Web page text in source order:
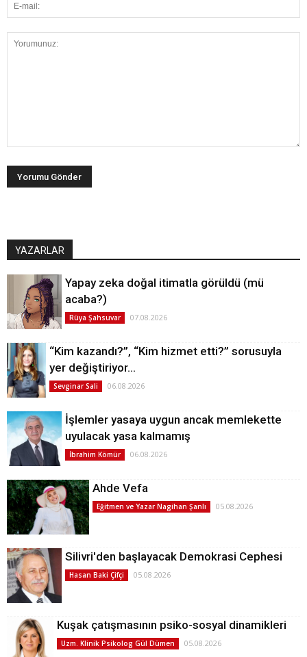
YAZARLAR
Yapay zeka doğal itimatla görüldü (mü
acaba?)
Rüya Şahsuvar 07.08.2026
“Kim kazandı?”, “Kim hizmet etti?” sorusuyla
yer değiştiriyor…
Sevginar Sali 06.08.2026
İşlemler yasaya uygun ancak memlekette
uyulacak yasa kalmamış
İbrahim Kömür 06.08.2026
Ahde Vefa
Eğitmen ve Yazar Nagihan Şanlı 05.08.2026
Silivri'den başlayacak Demokrasi Cephesi
Hasan Baki Çifçi 05.08.2026
Kuşak çatışmasının psiko-sosyal dinamikleri
Uzm. Klinik Psikolog Gül Dümen 05.08.2026